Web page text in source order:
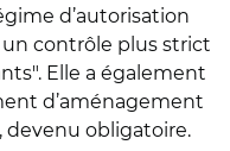
d’autorisation
contrôle plus strict
Elle a également
d’aménagement
, devenu obligatoire.